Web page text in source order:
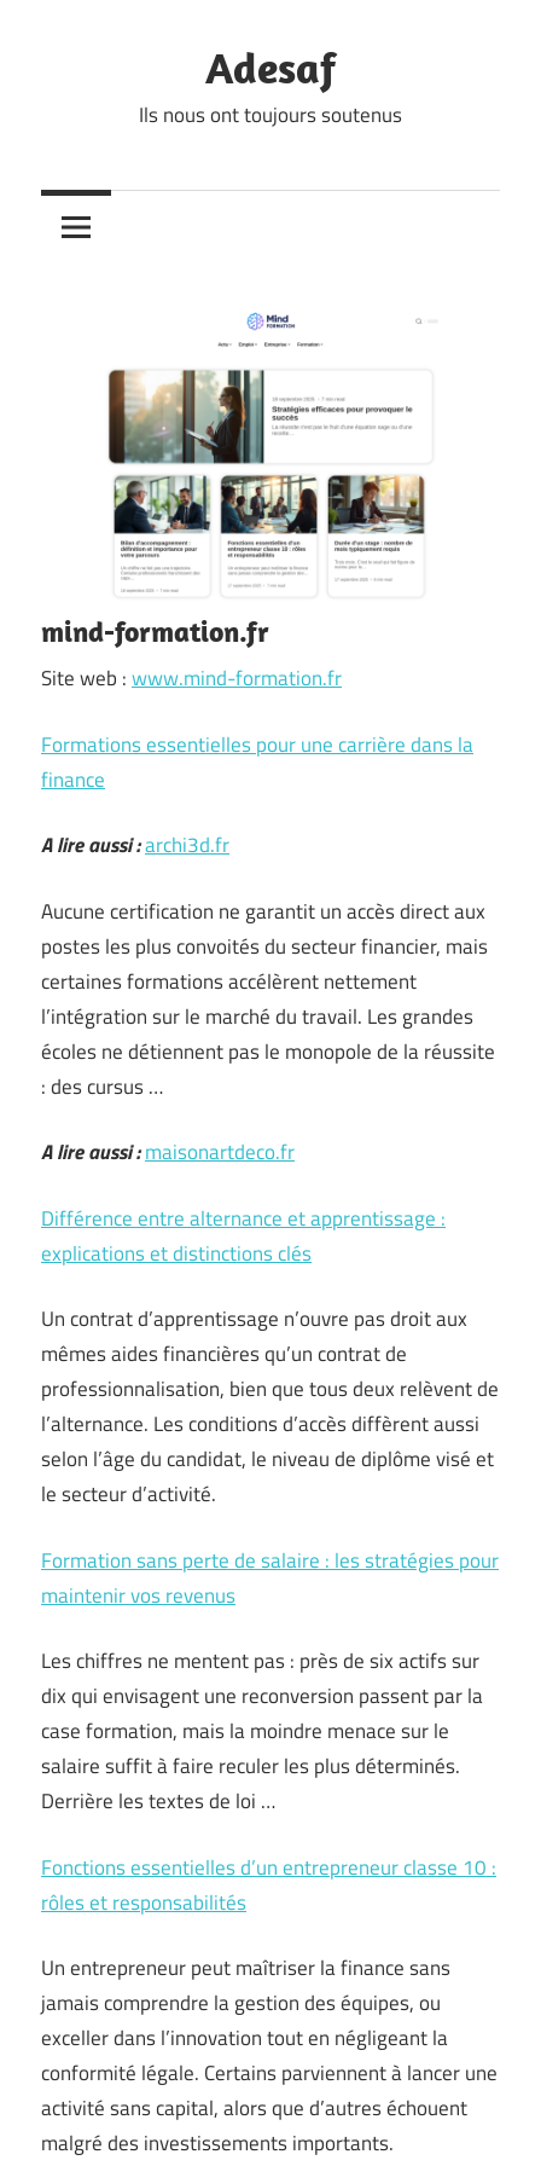
Adesaf
Ils nous ont toujours soutenus
mind-formation.fr
Site web :www.mind-formation.fr
Formations essentielles pour une carrière dans la
finance
A lire aussi :archi3d.fr
Aucune certification ne garantit un accès direct aux
postes les plus convoités du secteur financier, mais
certaines formations accélèrent nettement
l’intégration sur le marché du travail. Les grandes
écoles ne détiennent pas le monopole de la réussite
: des cursus …
A lire aussi :maisonartdeco.fr
Différence entre alternance et apprentissage :
explications et distinctions clés
Un contrat d’apprentissage n’ouvre pas droit aux
mêmes aides financières qu’un contrat de
professionnalisation, bien que tous deux relèvent de
l’alternance. Les conditions d’accès diffèrent aussi
selon l’âge du candidat, le niveau de diplôme visé et
le secteur d’activité.
Formation sans perte de salaire : les stratégies pour
maintenir vos revenus
Les chiffres ne mentent pas : près de six actifs sur
dix qui envisagent une reconversion passent par la
case formation, mais la moindre menace sur le
salaire suffit à faire reculer les plus déterminés.
Derrière les textes de loi …
Fonctions essentielles d’un entrepreneur classe 10 :
rôles et responsabilités
Un entrepreneur peut maîtriser la finance sans
jamais comprendre la gestion des équipes, ou
exceller dans l’innovation tout en négligeant la
conformité légale. Certains parviennent à lancer une
activité sans capital, alors que d’autres échouent
malgré des investissements importants.